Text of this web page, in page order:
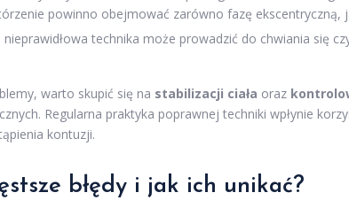
powinno obejmować zarówno fazę ekscentryczną,
nieprawidłowa technika może prowadzić do chwiania się
warto skupić się na stabilizacji ciała oraz
Regularna praktyka poprawnej techniki wpłynie
kontuzji.
błędy i jak ich unikać?